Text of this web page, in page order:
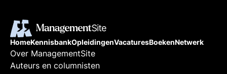
HomeKennisbankOpleidingenVacaturesBoekenNetwerk
Over ManagementSite
Auteurs en columnisten